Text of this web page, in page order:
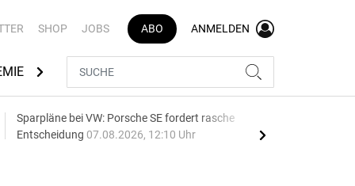
SHOP JOBS ABO ANMELDEN
AUTOMARKEN
Sparpläne bei VW: Porsche SE fordert rasche
Entscheidung 07.08.2026, 12:10 Uhr